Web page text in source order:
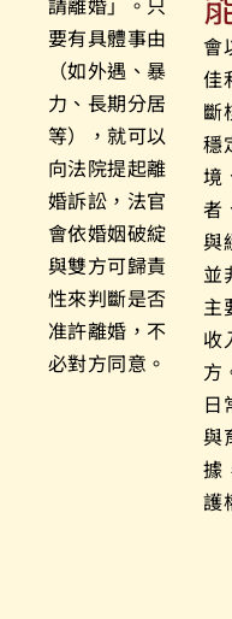
要有具體事由
（如外遇、暴
力、長期分居
等），就可以
向法院提起離
婚訴訟，法官
會依婚姻破綻
與雙方可歸責
性來判斷是否
准許離婚，不
必對方同意。
會
佳
斷
穩
境
者
與
並
主
收
方
日
與
據
護